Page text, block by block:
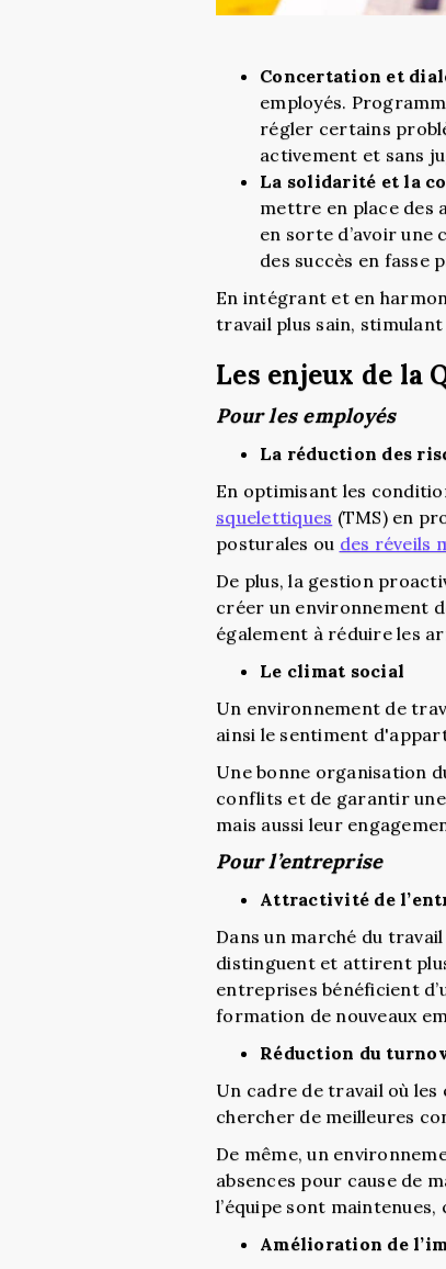
Concertation et
employés.
régler certains
activement et sans
La solidarité et la
mettre en place des
en sorte d’avoir
des succès en fasse
En intégrant et en
travail plus sain,
Les enjeux de la
Pour les employés
La réduction des
En optimisant les
squelettiques (TMS) en
posturales ou des réveils
De plus, la gestion
créer un environnement
également à réduire les
Le climat social
Un environnement de
ainsi le sentiment
Une bonne organisation
conflits et de garantir
mais aussi leur
Pour l’entreprise
Attractivité de
Dans un marché du
distinguent et attirent
entreprises bénéficient
formation de nouveaux
Réduction du
Un cadre de travail où
chercher de meilleures
De même, un
absences pour cause de
l’équipe sont
Amélioration de